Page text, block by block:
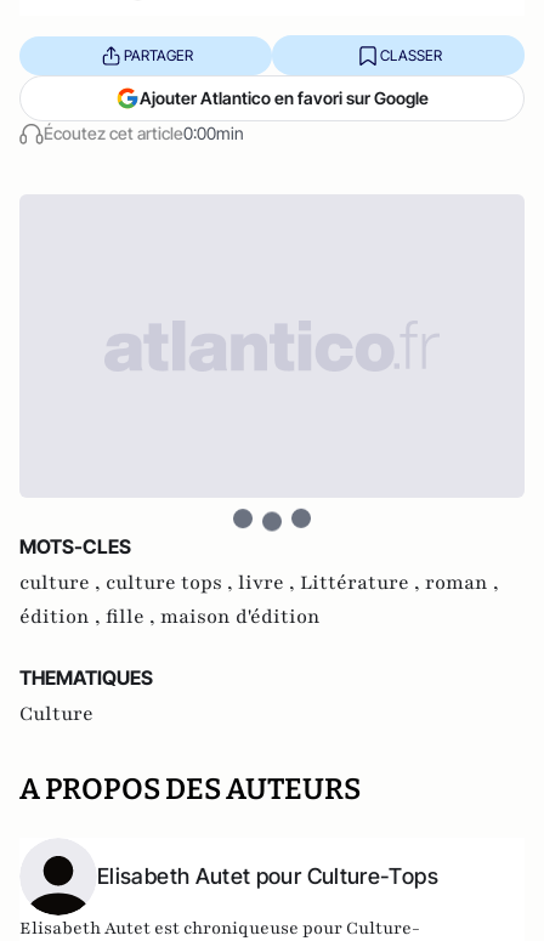
Écoutez cet article0:00min
PARTAGER CLASSER
Ajouter Atlantico en favori sur Google
MOTS-CLES
culture , culture tops , livre , Littérature , roman ,
édition , fille , maison d'édition
THEMATIQUES
Culture
A PROPOS DES AUTEURS
Elisabeth Autet pour Culture-Tops
Elisabeth Autet est chroniqueuse pour Culture-